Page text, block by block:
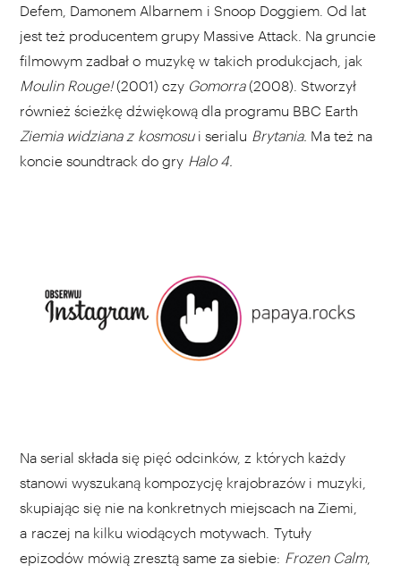
Defem, Damonem Albarnem i Snoop Doggiem. Od lat
jest też producentem grupy Massive Attack. Na gruncie
filmowym zadbał o muzykę w takich produkcjach, jak
Moulin Rouge!(2001) czy Gomorra(2008). Stworzył
również ścieżkę dźwiękową dla programu BBC Earth
Ziemia widziana z kosmosu i serialu Brytania. Ma też na
koncie soundtrack do gry Halo 4.
Na serial składa się pięć odcinków, z których każdy
stanowi wyszukaną kompozycję krajobrazów i muzyki,
skupiając się nie na konkretnych miejscach na Ziemi,
a raczej na kilku wiodących motywach. Tytuły
epizodów mówią zresztą same za siebie: Frozen Calm,